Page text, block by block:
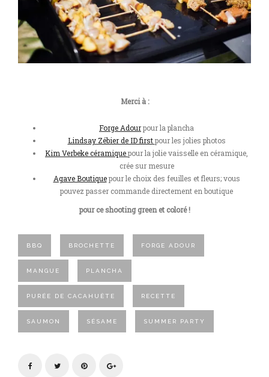
Merci à :
Forge Adourpour la plancha
Lindsay Zébier de ID firstpour les jolies photos
Kim Verbeke céramiquepour la jolie vaisselle en céramique,
crée sur mesure
Agave Boutiquepour le choix des feuilles et fleurs; vous
pouvez passer commande directement en boutique
pour ce shooting green et coloré !
BBQ BROCHETTE FORGE ADOUR
MANGUE PLANCHA
PURÉE DE CACAHUÈTE RECETTE
SAUMON SÉSAME SUMMER PARTY